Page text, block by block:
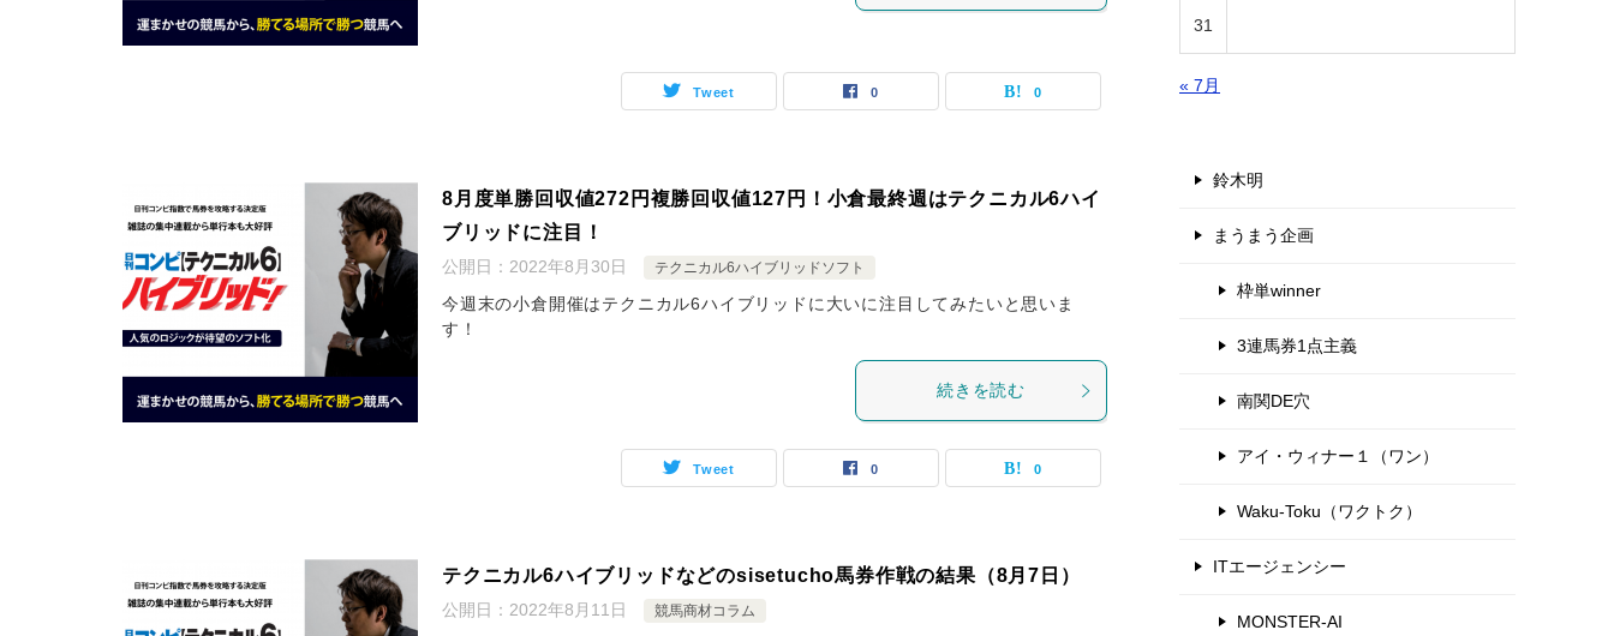
Tweet 0 0
8月度単勝回収値272円複勝回収値127円！小倉最終週はテクニカル6ハイ
ブリッドに注目！
公開日： 2022年8月30日 テクニカル6ハイブリッドソフト
今週末の小倉開催はテクニカル6ハイブリッドに大いに注目してみたいと思いま
す！
続きを読む
Tweet 0 0
テクニカル6ハイブリッドなどのsisetucho馬券作戦の結果（8月7日）
公開日： 2022年8月11日 競馬商材コラム
31
« 7月
鈴木明
まうまう企画
枠単winner
3連馬券1点主義
南関DE穴
アイ・ウィナー１（ワン）
Waku-Toku（ワクトク）
ITエージェンシー
MONSTER-AI